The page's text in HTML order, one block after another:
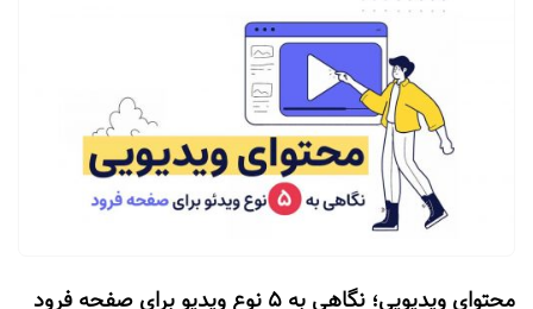
محتوای ویدیویی؛ نگاهی به ۵ نوع ویدیو برای صفحه فرود